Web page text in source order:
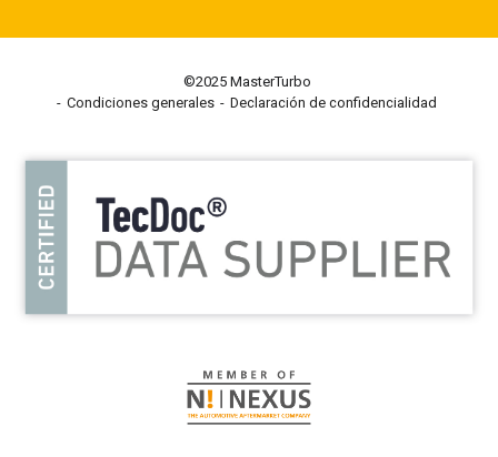
©2025 MasterTurbo
Condiciones generales
Declaración de confidencialidad